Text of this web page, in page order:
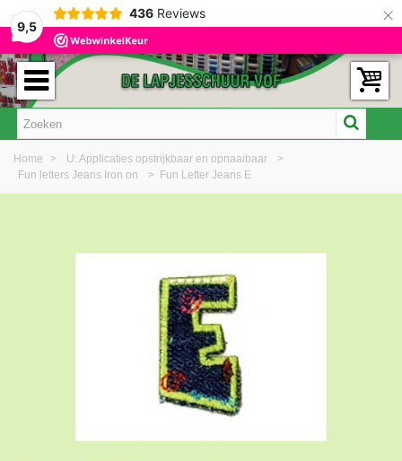
9,5
436 Reviews ×
Home > U: Applicaties opstrijkbaar en opnaaibaar
>
Fun letters Jeans Iron on
> Fun Letter Jeans E